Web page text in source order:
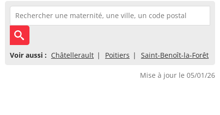
Voir aussi : Châtellerault Poitiers Saint-Benoît-la-Forêt
Mise à jour le 05/01/26